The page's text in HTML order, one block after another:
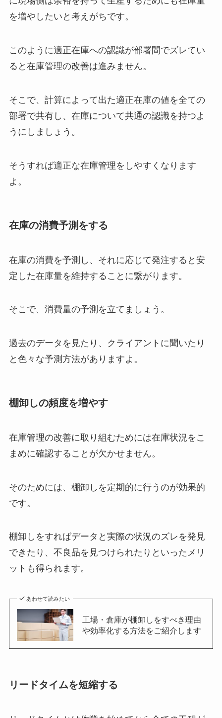
を増やしたいと考えがちです。
このように適正在庫への認識が部署間でズレてい
ると在庫管理の改善は進みません。
そこで、計算によって出た適正在庫の値を全ての
部署で共有し、在庫について共通の認識を持つよ
うにしましょう。
そうすれば適正な在庫管理をしやすくなります
よ。
在庫の消費予測をする
在庫の消費を予測し、それに応じて発注すると安
定した在庫量を維持することに繋がります。
そこで、消費量の予測を立てましょう。
過去のデータを見たり、クライアントに聞いたり
と色々な予測方法がありますよ。
棚卸しの頻度を増やす
在庫管理の改善に取り組むためには在庫状況をこ
まめに確認することが欠かせません。
そのためには、棚卸しを定期的に行うのが効果的
です。
棚卸しをすればデータと実際の状況のズレを発見
できたり、不良品を見つけられたりといったメリ
ットも得られます。
あわせて読みたい
工場・倉庫が棚卸しをすべき理由
や効率化する方法をご紹介します
リードタイムを短縮する